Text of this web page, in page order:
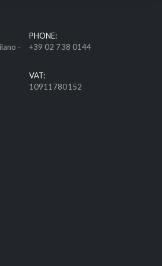
-
PHONE:
+39 02 738 0144
VAT:
10911780152